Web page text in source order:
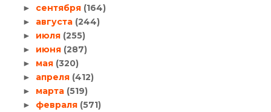
► сентября (164)
► августа (244)
► июля (255)
► июня (287)
► мая (320)
► апреля (412)
► марта (519)
► февраля (571)